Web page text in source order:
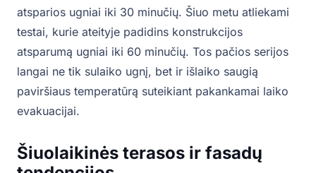
atsparios ugniai iki 30 minučių. Šiuo metu atliekami
testai, kurie ateityje padidins konstrukcijos
atsparumą ugniai iki 60 minučių. Tos pačios serijos
langai ne tik sulaiko ugnį, bet ir išlaiko saugią
paviršiaus temperatūrą suteikiant pakankamai laiko
evakuacijai.
Šiuolaikinės terasos ir fasadų